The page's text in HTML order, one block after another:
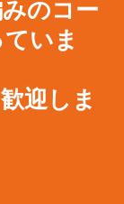
のコー
いま
迎しま